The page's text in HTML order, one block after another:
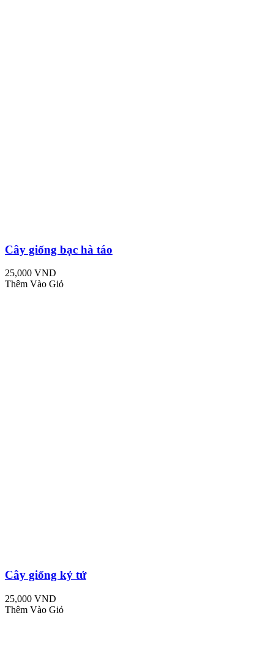
Cây giống bạc hà táo
25,000 VND
Thêm Vào Giỏ
Cây giống kỷ tử
25,000 VND
Thêm Vào Giỏ